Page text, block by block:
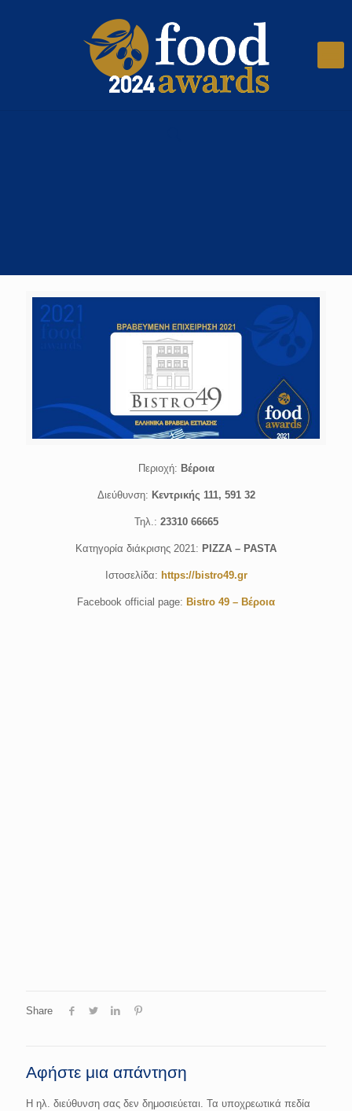
Περιοχή: Βέροια
Διεύθυνση: Κεντρικής 111, 591 32
Τηλ.: 23310 66665
Κατηγορία διάκρισης 2021: PIZZA – PASTA
Ιστοσελίδα: https://bistro49.gr
Facebook official page: Bistro 49 – Βέροια
Share
Αφήστε μια απάντηση
Η ηλ. διεύθυνση σας δεν δημοσιεύεται. Τα υποχρεωτικά πεδία